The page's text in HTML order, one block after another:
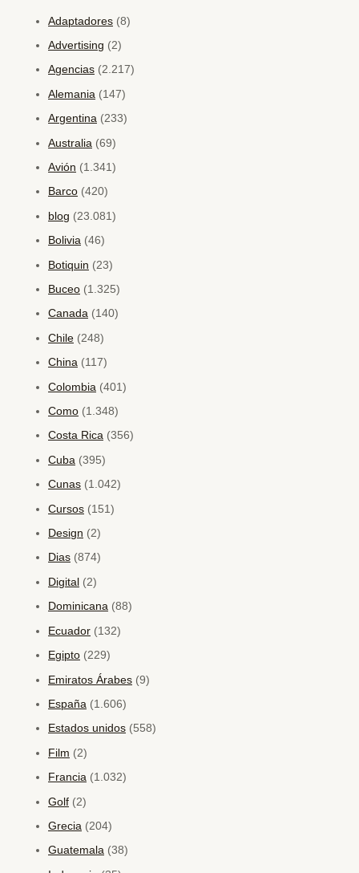
Adaptadores (8)
Advertising (2)
Agencias (2.217)
Alemania (147)
Argentina (233)
Australia (69)
Avión (1.341)
Barco (420)
blog (23.081)
Bolivia (46)
Botiquin (23)
Buceo (1.325)
Canada (140)
Chile (248)
China (117)
Colombia (401)
Como (1.348)
Costa Rica (356)
Cuba (395)
Cunas (1.042)
Cursos (151)
Design (2)
Dias (874)
Digital (2)
Dominicana (88)
Ecuador (132)
Egipto (229)
Emiratos Árabes (9)
España (1.606)
Estados unidos (558)
Film (2)
Francia (1.032)
Golf (2)
Grecia (204)
Guatemala (38)